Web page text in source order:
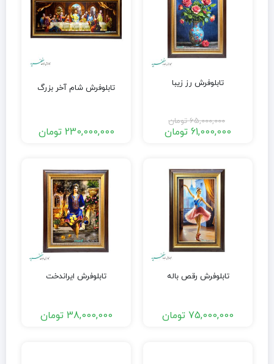
تابلوفرش رز زیبا
65,000,000 تومان
61,000,000 تومان
تابلوفرش شام آخر بزرگ
230,000,000 تومان
تابلوفرش رقص باله
75,000,000 تومان
تابلوفرش ایراندخت
38,000,000 تومان